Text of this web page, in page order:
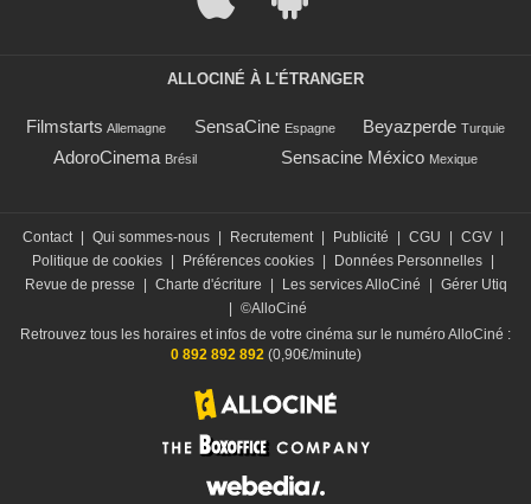
ALLOCINÉ À L'ÉTRANGER
Filmstarts Allemagne SensaCine Espagne Beyazperde Turquie
AdoroCinema Brésil Sensacine México Mexique
Contact Qui sommes-nous Recrutement Publicité CGU CGV
Politique de cookies
Préférences cookies Données Personnelles
Revue de presse
Charte d'écriture Les services AlloCiné
Gérer Utiq
©AlloCiné
Retrouvez tous les horaires et infos de votre cinéma sur le numéro AlloCiné :
0 892 892 892(0,90€/minute)